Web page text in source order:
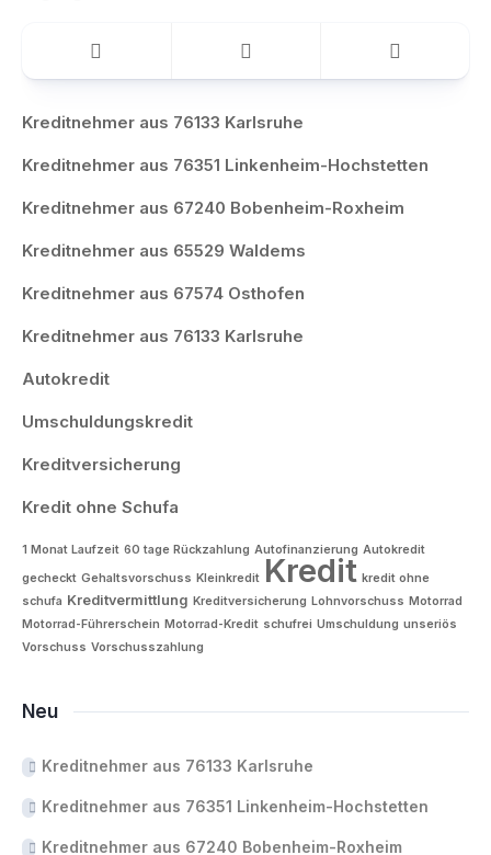
Kreditnehmer aus 76133 Karlsruhe
Kreditnehmer aus 76351 Linkenheim-Hochstetten
Kreditnehmer aus 67240 Bobenheim-Roxheim
Kreditnehmer aus 65529 Waldems
Kreditnehmer aus 67574 Osthofen
Kreditnehmer aus 76133 Karlsruhe
Autokredit
Umschuldungskredit
Kreditversicherung
Kredit ohne Schufa
1 Monat Laufzeit 60 tage Rückzahlung Autofinanzierung Autokredit
gecheckt Gehaltsvorschuss Kleinkredit Kredit kredit ohne
schufa Kreditvermittlung Kreditversicherung Lohnvorschuss Motorrad
Motorrad-Führerschein Motorrad-Kredit schufrei Umschuldung unseriös
Vorschuss Vorschusszahlung
Neu
Kreditnehmer aus 76133 Karlsruhe
Kreditnehmer aus 76351 Linkenheim-Hochstetten
Kreditnehmer aus 67240 Bobenheim-Roxheim